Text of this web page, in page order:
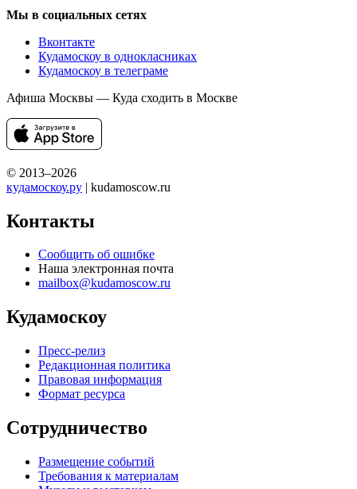
Мы в социальных сетях
Вконтакте
Кудамоскоу в однокласниках
Кудамоскоу в телеграме
Афиша Москвы — Куда сходить в Москве
© 2013–2026
кудамоскоу.ру | kudamoscow.ru
Контакты
Сообщить об ошибке
Наша электронная почта
mailbox@kudamoscow.ru
Кудамоскоу
Пресс-релиз
Редакционная политика
Правовая информация
Формат ресурса
Сотрудничество
Размещение событий
Требования к материалам